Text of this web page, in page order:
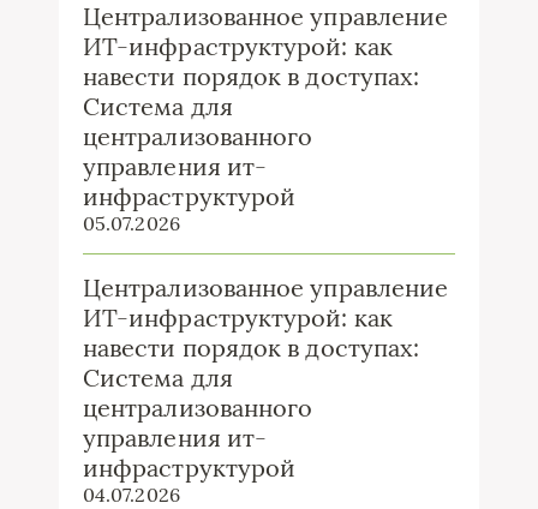
Централизованное управление
ИТ-инфраструктурой: как
навести порядок в доступах:
Система для
централизованного
управления ит-
инфраструктурой
05.07.2026
Централизованное управление
ИТ-инфраструктурой: как
навести порядок в доступах:
Система для
централизованного
управления ит-
инфраструктурой
04.07.2026